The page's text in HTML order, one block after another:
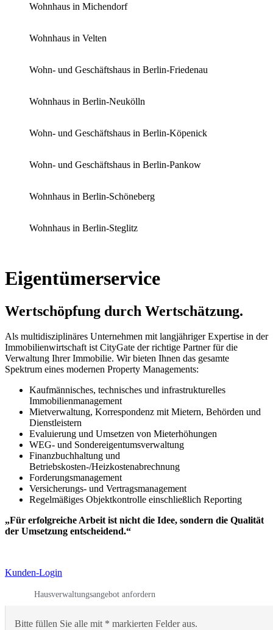
Wohnhaus in Michendorf
Wohnhaus in Velten
Wohn- und Geschäftshaus in Berlin-Friedenau
Wohnhaus in Berlin-Neukölln
Wohn- und Geschäftshaus in Berlin-Köpenick
Wohn- und Geschäftshaus in Berlin-Pankow
Wohnhaus in Berlin-Schöneberg
Wohnhaus in Berlin-Steglitz
Eigentümerservice
Wertschöpfung durch Wertschätzung.
Als multidisziplinäres Unternehmen mit langjähriger Expertise in der
Immobilienwirtschaft ist CityGate der richtige Partner für die
Verwaltung Ihrer Immobilie. Wir bieten Ihnen das gesamte
Spektrum eines modernen Property Managements:
Kaufmännisches, technisches und infrastrukturelles
Immobilienmanagement
Mietverwaltung, Korrespondenz mit Mietern, Behörden und
Dienstleistern
Evaluierung und Umsetzen von Mieterhöhungen
WEG- und Sondereigentumsverwaltung
Finanzbuchhaltung und
Betriebskosten-/Heizkostenabrechnung
Forderungsmanagement
Versicherungs- und Vertragsmanagement
Regelmäßiges Objektkontrolle einschließlich Reporting
„Für erfolgreiche Arbeit ist nicht die Idee, sondern die Qualität
der Umsetzung entscheidend.“
Kunden-Login
Hausverwaltungsangebot anfordern
Bitte füllen Sie alle mit * markierten Felder aus.